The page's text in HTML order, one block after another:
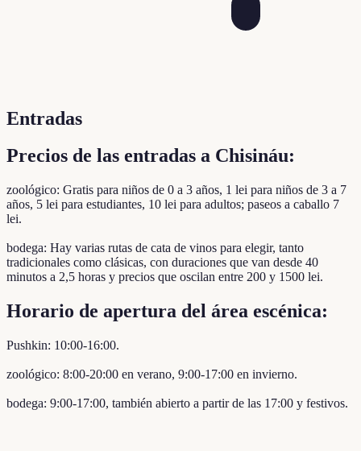
Entradas
Precios de las entradas a Chisináu:
zoológico: Gratis para niños de 0 a 3 años, 1 lei para niños de 3 a 7
años, 5 lei para estudiantes, 10 lei para adultos; paseos a caballo 7
lei.
bodega: Hay varias rutas de cata de vinos para elegir, tanto
tradicionales como clásicas, con duraciones que van desde 40
minutos a 2,5 horas y precios que oscilan entre 200 y 1500 lei.
Horario de apertura del área escénica:
Pushkin: 10:00-16:00.
zoológico: 8:00-20:00 en verano, 9:00-17:00 en invierno.
bodega: 9:00-17:00, también abierto a partir de las 17:00 y festivos.